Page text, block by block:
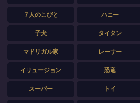
７人のこびと ハニー
子犬 タイタン
マドリガル家 レーサー
イリュージョン 恐竜
スーパー トイ